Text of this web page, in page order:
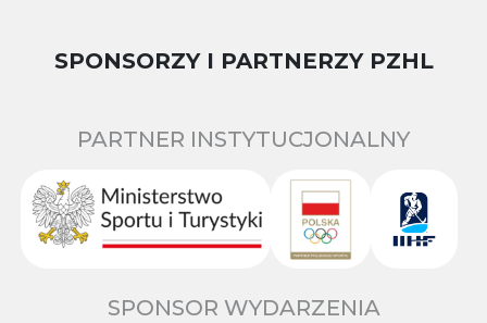
SPONSORZY I PARTNERZY PZHL
PARTNER INSTYTUCJONALNY
SPONSOR WYDARZENIA